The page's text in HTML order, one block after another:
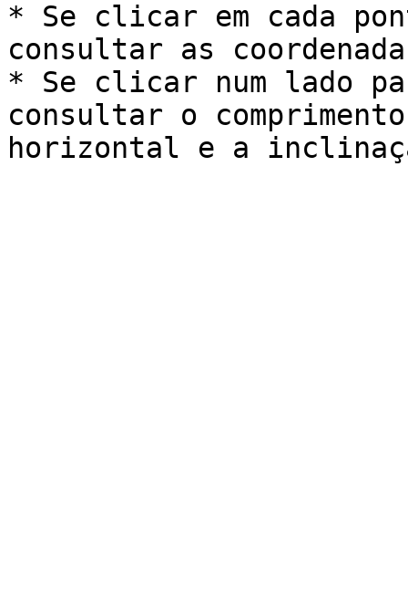
* Se clicar em cada
consultar as
* Se clicar num lado
consultar o